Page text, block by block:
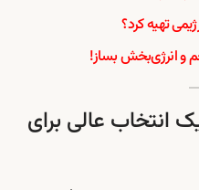
انرژی‌بخش بساز!
انتخاب عالی برای